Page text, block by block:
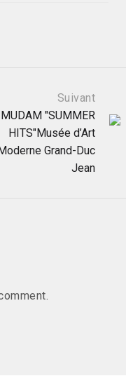
Suivant
MUDAM "SUMMER
HITS"Musée d’Art
Grand-Duc
Jean